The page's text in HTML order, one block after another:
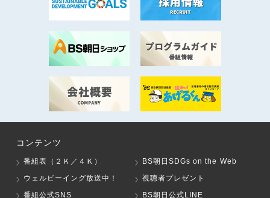
コンテンツ
番組表（２Ｋ／４Ｋ）
BS朝日SDGs on the Web
ウェルビーイング放送中！
視聴者プレゼント
番組公式SNS
BS朝日公式LINE